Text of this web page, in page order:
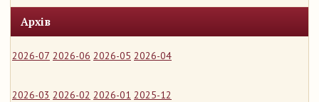
Архів
2026-07 2026-06 2026-05 2026-04
2026-03 2026-02 2026-01 2025-12